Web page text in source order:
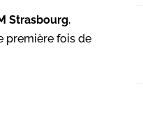
Strasbourg,
première fois de